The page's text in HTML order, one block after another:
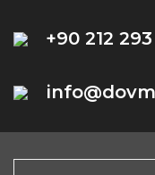
+90 212